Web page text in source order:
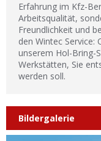
Erfahrung im Kfz-
Arbeitsqualität,
Freundlichkeit und
den Wintec Service:
unserem Hol-Bring-
Werkstätten, Sie
werden soll.
Bildergalerie